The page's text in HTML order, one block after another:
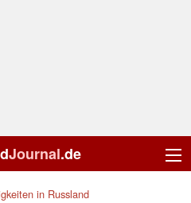
Journal.de
in Russland